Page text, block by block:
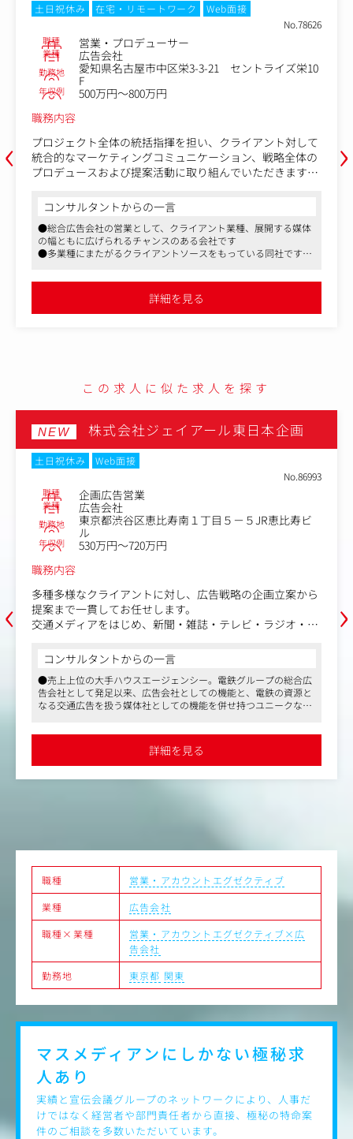
‹
土日祝休み 在宅・リモートワーク
Web面接
No.78626
職種 営業・プロデューサー
業種 広告会社
勤務地
愛知県名古屋市中区栄3-3-21 セントライズ栄10
F
年収例
500万円～800万円
職務内容
プロジェクト全体の統括指揮を担い、クライアント対して
統合的なマーケティングコミュニケーション、戦略全体の
プロデュースおよび提案活動に取り組んでいただきます。
プロジェクトに際し、HDYグループノウハウを活用しつ
つ、社内外さまざまな特性を持つメンバーと連携し、チー
ム体制のもと課題を発見・抽出します。
＜業務内容一例＞
└TVCM、ネット広告、セールスプロモーション、デジタ
└スケジュール管理
これまでの総合広告会社として、各種メディアを駆使した
統合コミュニケーション提案が主軸になりますが、事業戦
略コンサルティングやWebプラットフォームの提案など、
プロモーション域に限らない業務が発生することがありま
す。
課題に対するプロジェクトマネジメントを推進していただ
くことがミッションです。
【仕事内容（変更の範囲）】会社の定める業務
コンサルタントからの一言
●総合広告会社の営業として、クライアント業種、展開する媒体
の幅ともに広げられるチャンスのある会社です
●多業種にまたがるクライアントソースをもっている同社です
●国内はもとより、海外展開も積極的に営業展開をしております
●社員教育・研修にも力を入れていて、人が財産という考え方が
強く、また接しやすいパーソナリティの方々が多いことも特徴の
詳細を見る
›
この求人に似た求人を探す
‹
NEW 株式会社ジェイアール東日本企画
土日祝休み
Web面接
No.86993
職種 企画広告営業
業種 広告会社
勤務地
東京都渋谷区恵比寿南１丁目５－５JR恵比寿ビ
ル
年収例
530万円～720万円
職務内容
多種多様なクライアントに対し、広告戦略の企画立案から
提案まで一貫してお任せします。
交通メディアをはじめ、新聞・雑誌・テレビ・ラジオ・デ
課題解決に向けた最適なコミュニケーション設計を行いま
す。
業務はリーダーとともにチーム・ユニットで推進しつつ、
案件規模に応じて社内外のプランナーやクリエイティブな
ど多様な専門人材と連携。プロジェクト全体をリードする
JR東日本グループならではの豊富なアセットと顧客基盤の
もと、社会的影響力の大きな案件に裁量を持って挑戦でき
コンサルタントからの一言
●売上上位の大手ハウスエージェンシー。電鉄グループの総合広
告会社として発足以来、広告会社としての機能と、電鉄の資源と
なる交通広告を扱う媒体社としての機能を併せ持つユニークな会
ざまな資源がもつメディアとしてのポテンシャルを背景に、マス
メディアと駅構内におけるプロモーション、駅・車両メディアの
連動による相乗効果の追求など、従来の広告業務の枠を超えた複
合的なコミュニケーション活動を展開し、成長を続けています
詳細を見る
›
職種
営業・アカウントエグゼクティブ
業種
広告会社
職種×業種
営業・アカウントエグゼクティブ×広
告会社
勤務地
東京都 関東
マスメディアンにしかない極秘求
人あり
実績と宣伝会議グループのネットワークにより、人事だ
けではなく経営者や部門責任者から直接、極秘の特命案
件のご相談を多数いただいています。